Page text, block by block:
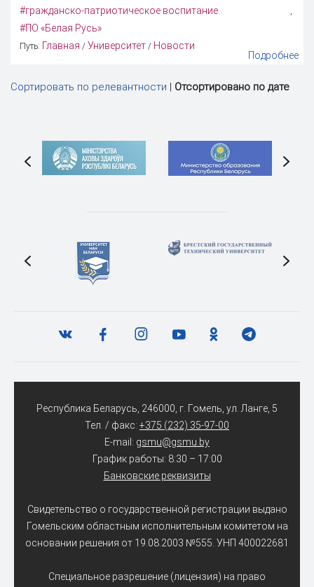
#гражданско-патриотическое воспитание ,
#ПО «Белая Русь»
Путь: Главная / Университет / Новости
Подробнее
Сортировать по релевантности | Отсортировано по дате
Республика Беларусь, 246000, г. Гомель, ул. Ланге, 5
Тел. / факс: +375 (232) 35-97-00
E-mail: gsmu@gsmu.by
График работы: 8:30 – 17:00
Банковские реквизиты
Свидетельство о государственной регистрации выдано
Гомельским областным исполнительным комитетом на
основании решения от 19.08.2003 №555. УНП 400022681
Специальное разрешение (лицензия) на право